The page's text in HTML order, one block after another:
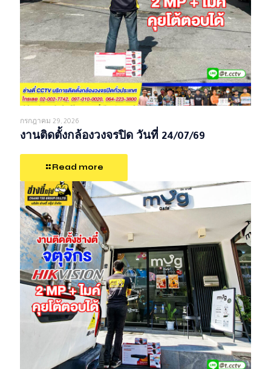
กรกฎาคม 29, 2026
งานติดตั้งกล้องวงจรปิด วันที่ 24/07/69
Read more